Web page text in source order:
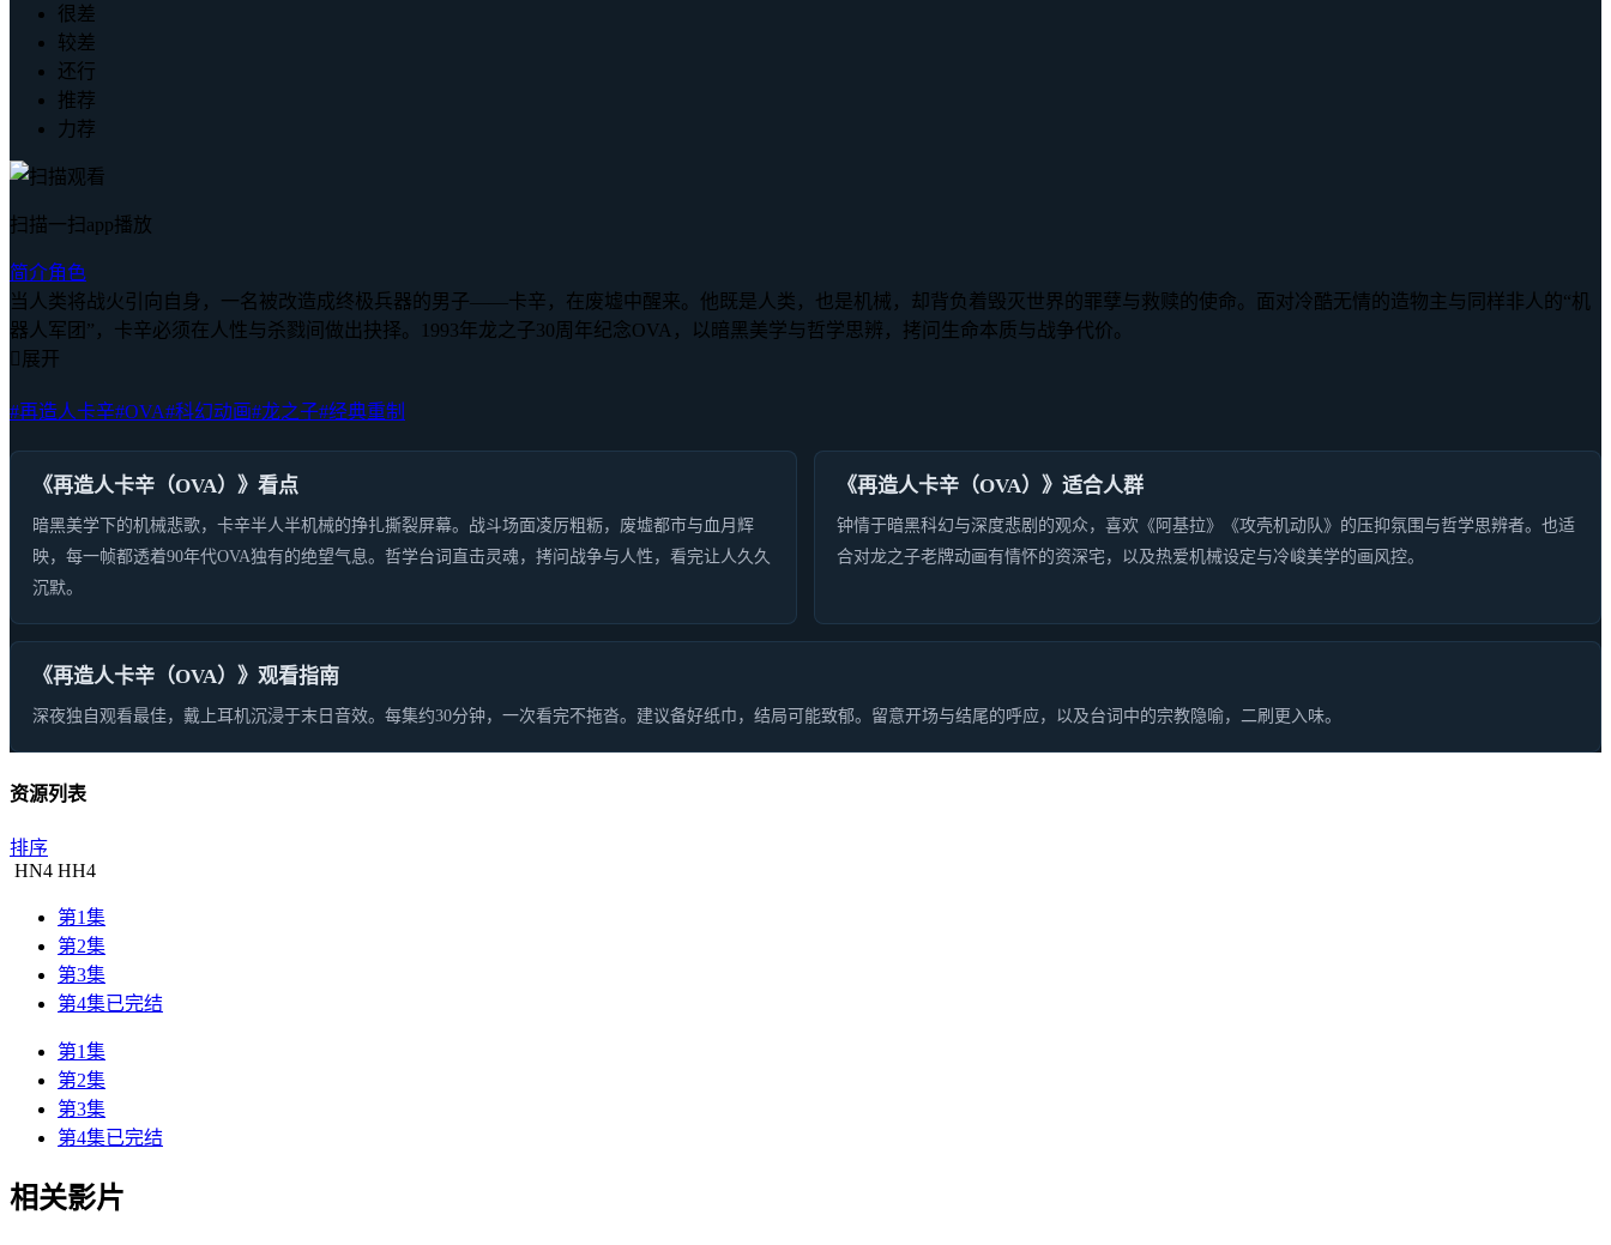
很差
较差
还行
推荐
力荐
扫描一扫app播放
简介角色
当人类将战火引向自身，一名被改造成终极兵器的男子——卡辛，在废墟中醒来。他既是人类，也是机械，却背负着毁灭世界的罪孽与救赎的使命。面对冷酷无情的造物主与同样非人的“机
器人军团”，卡辛必须在人性与杀戮间做出抉择。1993年龙之子30周年纪念OVA，以暗黑美学与哲学思辨，拷问生命本质与战争代价。
 展开
#再造人卡辛#OVA#科幻动画#龙之子#经典重制
《再造人卡辛（OVA）》看点
暗黑美学下的机械悲歌，卡辛半人半机械的挣扎撕裂屏幕。战斗场面凌厉粗粝，废墟都市与血月辉
映，每一帧都透着90年代OVA独有的绝望气息。哲学台词直击灵魂，拷问战争与人性，看完让人久久
沉默。
《再造人卡辛（OVA）》适合人群
钟情于暗黑科幻与深度悲剧的观众，喜欢《阿基拉》《攻壳机动队》的压抑氛围与哲学思辨者。也适
合对龙之子老牌动画有情怀的资深宅，以及热爱机械设定与冷峻美学的画风控。
《再造人卡辛（OVA）》观看指南
深夜独自观看最佳，戴上耳机沉浸于末日音效。每集约30分钟，一次看完不拖沓。建议备好纸巾，结局可能致郁。留意开场与结尾的呼应，以及台词中的宗教隐喻，二刷更入味。
资源列表
排序
HN4 HH4
第1集
第2集
第3集
第4集已完结
第1集
第2集
第3集
第4集已完结
相关影片